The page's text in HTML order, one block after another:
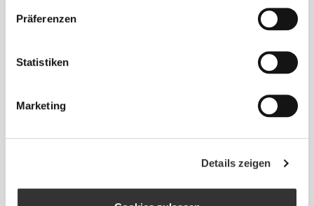
Präferenzen
Statistiken
Marketing
Details zeigen
€29.99